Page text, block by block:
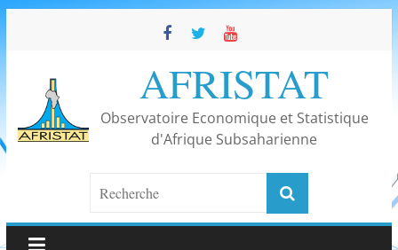
AFRISTAT
Observatoire Economique et Statistique
d'Afrique Subsaharienne